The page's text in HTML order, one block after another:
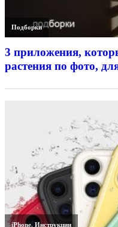
Подборки
3 приложения,
растения по фото,
iPhone,Инструкции